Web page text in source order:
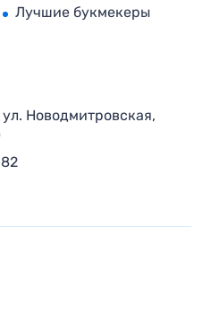
Лучшие букмекеры
Новодмитровская,